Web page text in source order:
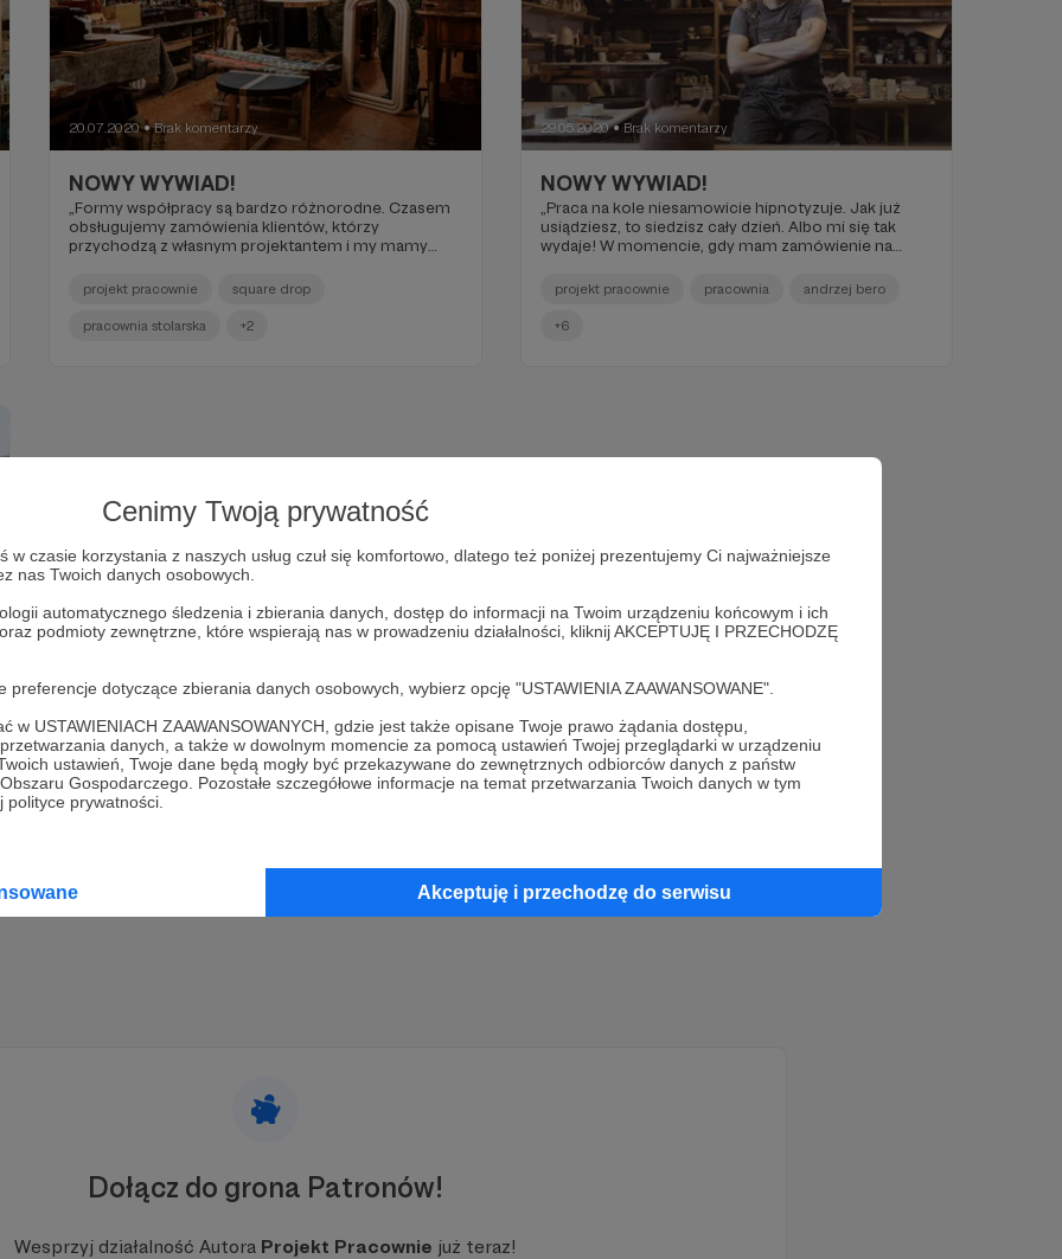
Cenimy Twoją prywatność
w czasie korzystania z naszych usług czuł się komfortowo, dlatego też poniżej prezentujemy Ci najważniejsze
nas Twoich danych osobowych.
automatycznego śledzenia i zbierania danych, dostęp do informacji na Twoim urządzeniu końcowym i ich
podmioty zewnętrzne, które wspierają nas w prowadzeniu działalności, kliknij AKCEPTUJĘ I PRZECHODZĘ
dotyczące zbierania danych osobowych, wybierz opcję "USTAWIENIA ZAAWANSOWANE".
w USTAWIENIACH ZAAWANSOWANYCH, gdzie jest także opisane Twoje prawo żądania dostępu,
danych, a także w dowolnym momencie za pomocą ustawień Twojej przeglądarki w urządzeniu
ustawień, Twoje dane będą mogły być przekazywane do zewnętrznych odbiorców danych z państw
Gospodarczego. Pozostałe szczegółowe informacje na temat przetwarzania Twoich danych w tym
prywatności.
Akceptuję i przechodzę do serwisu
20.07.2020 ● Brak komentarzy
NOWY WYWIAD!
„Formy współpracy są bardzo różnorodne. Czasem
obsługujemy zamówienia klientów, którzy
przychodzą z własnym projektantem i my mamy
żeby stworzona bryła była funkcjonalna. Innym
razem tych projektantów nie ma i wspólnymi siłami
szukamy inspiracji, ustalamy wymiary, wybieramy
projekt pracownie square drop
pracownia stolarska +2
29.05.2020 ● Brak komentarzy
NOWY WYWIAD!
„Praca na kole niesamowicie hipnotyzuje. Jak już
usiądziesz, to siedzisz cały dzień. Albo mi się tak
wydaje! W momencie, gdy mam zamówienie na
muszę się odpowiednio rozkręcić. Pierwsze 8–10
czarek nie idzie najlepiej, ale potem ręce
przypominają sobie, co trzeba zrobić”.
projekt pracownie pracownia andrzej bero
+6
Dołącz do grona Patronów!
Wesprzyj działalność Autora Projekt Pracownie już teraz!